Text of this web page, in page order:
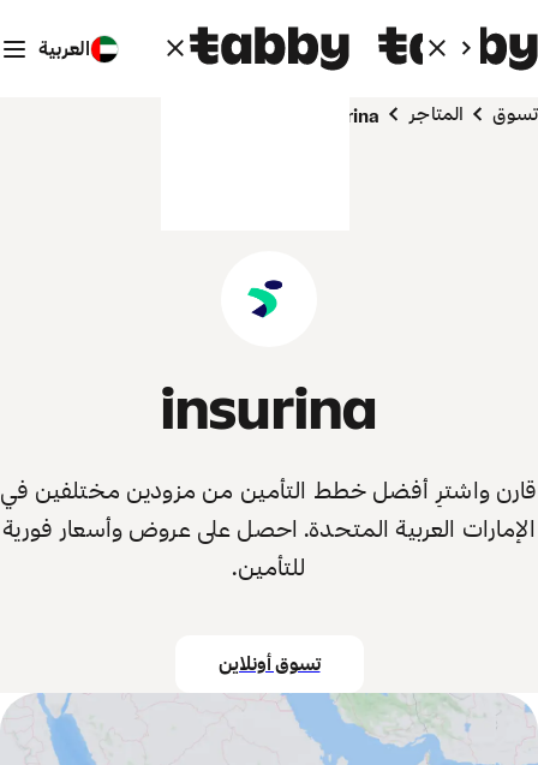
العربية
تسوق المتاجر insurina
insurina
قارن واشترِ أفضل خطط التأمين من مزودين مختلفين في
الإمارات العربية المتحدة. احصل على عروض وأسعار فورية
للتأمين.
تسوق أونلاين